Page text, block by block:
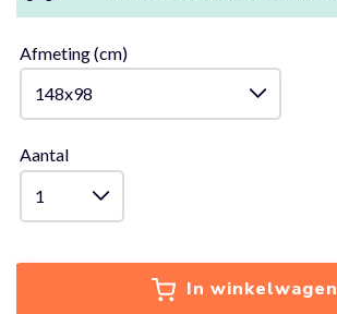
Afmeting (cm)
Aantal
In winkelwagen